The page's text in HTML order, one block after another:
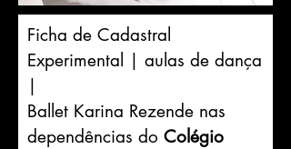
Ficha de Cadastral
Experimental | aulas de dança
|
Ballet Karina Rezende nas
dependências do Colégio